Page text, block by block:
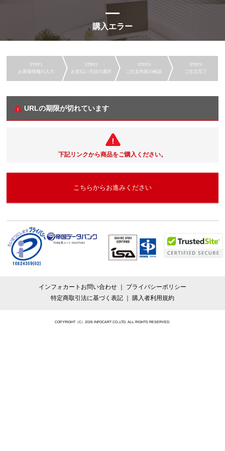
購入エラー
お客様情報の入力 お支払い方法の選択 ご注文内容の確認 ご注文完了
URLの期限が切れています
下記リンクから商品をご購入ください。
こちらからお進みください
TDB企業コード:261070114
インフォカートお問い合わせ
プライバシーポリシー
特定商取引法に基づく表記
購入者利用規約
COPYRIGHT（C）2026 INFOCART CO.,LTD. ALL RIGHTS RESERVED.